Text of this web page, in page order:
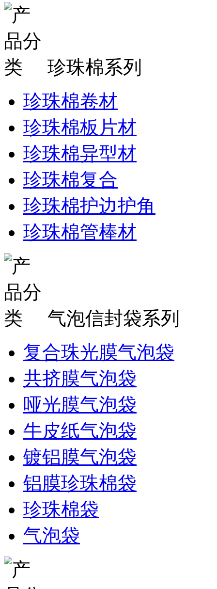
珍珠棉系列
珍珠棉卷材
珍珠棉板片材
珍珠棉异型材
珍珠棉复合
珍珠棉护边护角
珍珠棉管棒材
气泡信封袋系列
复合珠光膜气泡袋
共挤膜气泡袋
哑光膜气泡袋
牛皮纸气泡袋
镀铝膜气泡袋
铝膜珍珠棉袋
珍珠棉袋
气泡袋